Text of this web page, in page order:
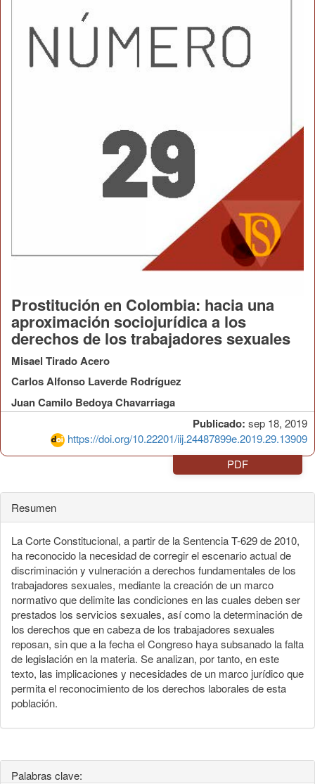
Publicado: sep 18, 2019
https://doi.org/10.22201/iij.24487899e.2019.29.13909
Prostitución en Colombia: hacia una
aproximación sociojurídica a los
derechos de los trabajadores sexuales
Misael Tirado Acero
Carlos Alfonso Laverde Rodríguez
Juan Camilo Bedoya Chavarriaga
PDF
Resumen
La Corte Constitucional, a partir de la Sentencia T-629 de 2010,
ha reconocido la necesidad de corregir el escenario actual de
discriminación y vulneración a derechos fundamentales de los
trabajadores sexuales, mediante la creación de un marco
normativo que delimite las condiciones en las cuales deben ser
prestados los servicios sexuales, así como la determinación de
los derechos que en cabeza de los trabajadores sexuales
reposan, sin que a la fecha el Congreso haya subsanado la falta
de legislación en la materia. Se analizan, por tanto, en este
texto, las implicaciones y necesidades de un marco jurídico que
permita el reconocimiento de los derechos laborales de esta
población.
Palabras clave: